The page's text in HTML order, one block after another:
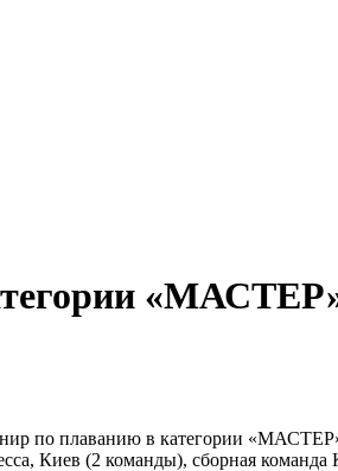
по плаванию в категории
Киев (2 команды), сборная